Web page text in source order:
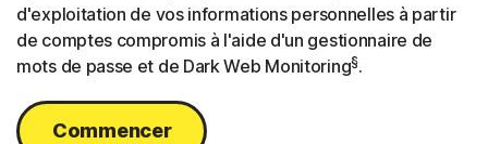
d'exploitation de vos informations personnelles à partir
de comptes compromis à l'aide d'un gestionnaire de
mots de passe et de Dark Web Monitoring§.
Commencer